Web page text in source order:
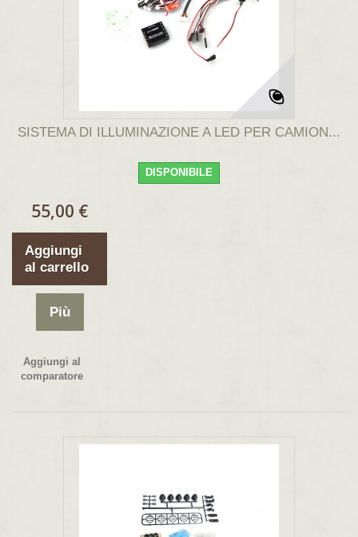
SISTEMA DI ILLUMINAZIONE A LED PER CAMION...
DISPONIBILE
55,00 €
Aggiungi
al carrello
Più
Aggiungi al
comparatore